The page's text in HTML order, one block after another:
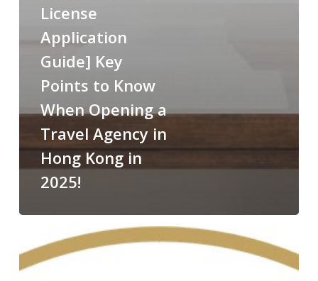
License
Application
Guide] Key
Points to Know
When Opening a
Travel Agency in
Hong Kong in
2025!